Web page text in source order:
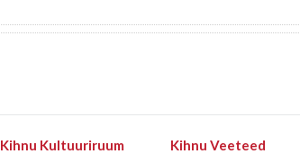
Kihnu Kultuuriruum Kihnu Veeteed